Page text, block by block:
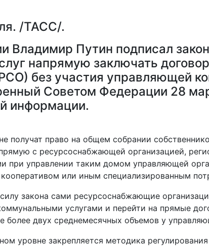
/ТАСС/.
Владимир Путин подписал
напрямую заключать
без участия управляющей
Советом Федерации 28
информации.
получат право на общем собрании
с ресурсоснабжающей организацией,
при управлении таким домом управляющей
или иным специализированным
закона сами ресурсоснабжающие
услугами и перейти на прямые
более двух среднемесячных объемов у
уровне закрепляется методика